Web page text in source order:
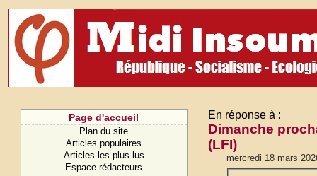
Page d'accueil
Plan du site
Articles populaires
Articles les plus lus
Espace rédacteurs
En réponse à :
Dimanche
(LFI)
mercredi 18 mars